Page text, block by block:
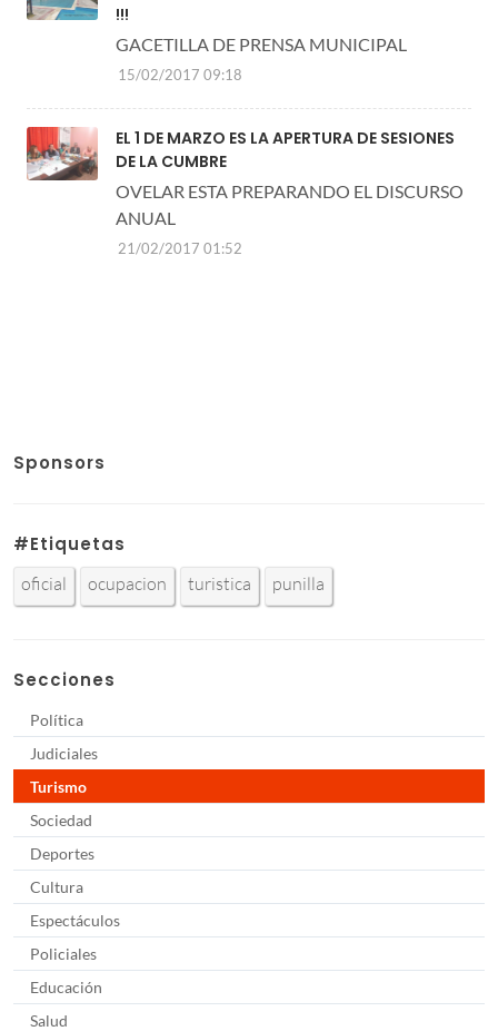
!!!
GACETILLA DE PRENSA MUNICIPAL
15/02/2017 09:18
EL 1 DE MARZO ES LA APERTURA DE SESIONES
DE LA CUMBRE
OVELAR ESTA PREPARANDO EL DISCURSO
ANUAL
21/02/2017 01:52
Sponsors
#Etiquetas
oficial ocupacion turistica punilla
Secciones
Política
Judiciales
Turismo
Sociedad
Deportes
Cultura
Espectáculos
Policiales
Educación
Salud